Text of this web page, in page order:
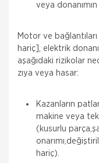
veya donanımın
Motor ve
hariç], elektrik
aşağıdaki rizikolar
zıya veya hasar:
Kazanların
makine veya
(kusurlu
hariç).